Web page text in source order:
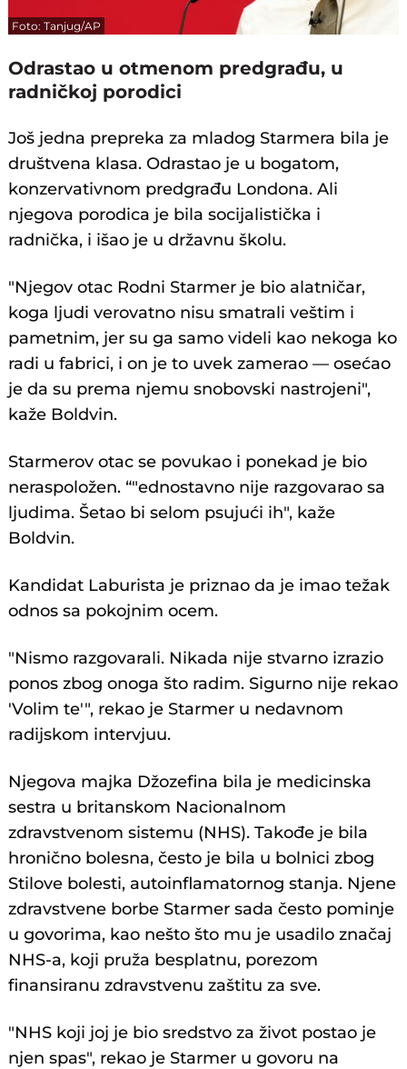
Foto: Tanjug/AP
Odrastao u otmenom predgrađu, u
radničkoj porodici
Još jedna prepreka za mladog Starmera bila je
društvena klasa. Odrastao je u bogatom,
konzervativnom predgrađu Londona. Ali
njegova porodica je bila socijalistička i
radnička, i išao je u državnu školu.
"Njegov otac Rodni Starmer je bio alatničar,
koga ljudi verovatno nisu smatrali veštim i
pametnim, jer su ga samo videli kao nekoga ko
radi u fabrici, i on je to uvek zamerao — osećao
je da su prema njemu snobovski nastrojeni",
kaže Boldvin.
Starmerov otac se povukao i ponekad je bio
neraspoložen. “"ednostavno nije razgovarao sa
ljudima. Šetao bi selom psujući ih", kaže
Boldvin.
Kandidat Laburista je priznao da je imao težak
odnos sa pokojnim ocem.
"Nismo razgovarali. Nikada nije stvarno izrazio
ponos zbog onoga što radim. Sigurno nije rekao
'Volim te'", rekao je Starmer u nedavnom
radijskom intervjuu.
Njegova majka Džozefina bila je medicinska
sestra u britanskom Nacionalnom
zdravstvenom sistemu (NHS). Takođe je bila
hronično bolesna, često je bila u bolnici zbog
Stilove bolesti, autoinflamatornog stanja. Njene
zdravstvene borbe Starmer sada često pominje
u govorima, kao nešto što mu je usadilo značaj
NHS-a, koji pruža besplatnu, porezom
finansiranu zdravstvenu zaštitu za sve.
"NHS koji joj je bio sredstvo za život postao je
njen spas", rekao je Starmer u govoru na